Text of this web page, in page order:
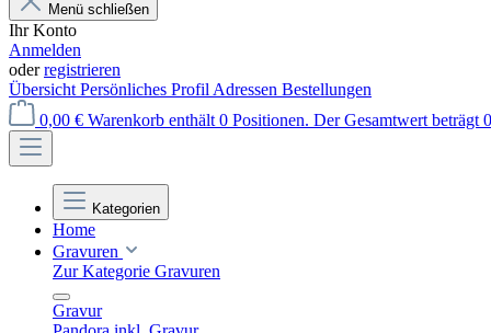
Menü schließen
Ihr Konto
Anmelden
oderregistrieren
ÜbersichtPersönliches ProfilAdressen Bestellungen
0,00 € Warenkorb enthält 0 Positionen. Der Gesamtwert beträgt
Kategorien
Home
Gravuren
Zur Kategorie Gravuren
Gravur